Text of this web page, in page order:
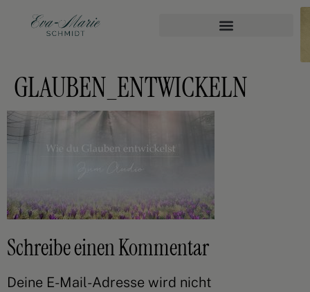
GLAUBEN_ENTWICKELN
Schreibe einen Kommentar
Deine E-Mail-Adresse wird nicht